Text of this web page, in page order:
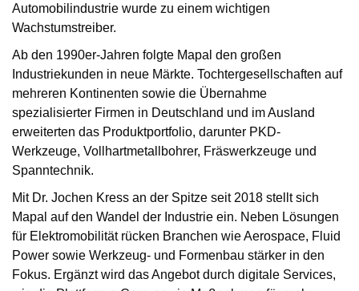
Automobilindustrie wurde zu einem wichtigen
Wachstumstreiber.
Ab den 1990er-Jahren folgte Mapal den großen
Industriekunden in neue Märkte. Tochtergesellschaften auf
mehreren Kontinenten sowie die Übernahme
spezialisierter Firmen in Deutschland und im Ausland
erweiterten das Produktportfolio, darunter PKD-
Werkzeuge, Vollhartmetallbohrer, Fräswerkzeuge und
Spanntechnik.
Mit Dr. Jochen Kress an der Spitze seit 2018 stellt sich
Mapal auf den Wandel der Industrie ein. Neben Lösungen
für Elektromobilität rücken Branchen wie Aerospace, Fluid
Power sowie Werkzeug- und Formenbau stärker in den
Fokus. Ergänzt wird das Angebot durch digitale Services,